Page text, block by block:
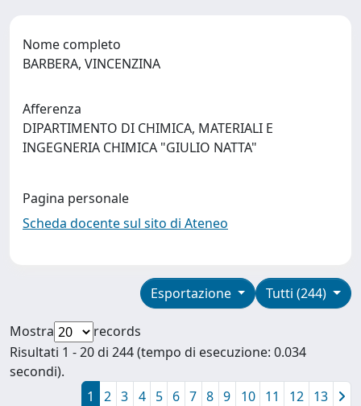
Nome completo
BARBERA, VINCENZINA
Afferenza
DIPARTIMENTO DI CHIMICA, MATERIALI E
INGEGNERIA CHIMICA "GIULIO NATTA"
Pagina personale
Scheda docente sul sito di Ateneo
Tutti (244)
Esportazione
Mostra
records
Risultati 1 - 20 di 244 (tempo di esecuzione: 0.034
secondi).
1
2 3 4 5 6 7 8 9 10 11 12 13